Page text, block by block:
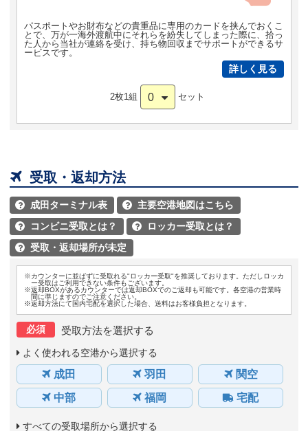
パスポートやお財布などの貴重品に専用のカードを挟んでおくこ
とで、万が一海外渡航中にそれらを紛失してしまった際に、拾っ
た人から当社が連絡を受け、持ち物回収までサポートができるサ
ービスです。
詳しく見る
2枚1組 0 セット
 受取・返却方法
 成田ターミナル表  主要空港地図はこちら
 コンビニ受取とは？  ロッカー受取とは？
 受取・返却場所が未定
※カウンターに並ばずに受取れる"ロッカー受取"を推奨しております。ただしロッカ
ー受取はご利用できない条件もございます。
※返却BOXがあるカウンターでは返却BOXでのご返却も可能です。各空港の営業時
間に準じますのでご注意ください。
※返却方法にて国内宅配を選択した場合、送料はお客様負担となります。
必須 受取方法を選択する
よく使われる空港から選択する
成田 羽田
関空
中部
福岡 宅配
すべての受取場所から選択する